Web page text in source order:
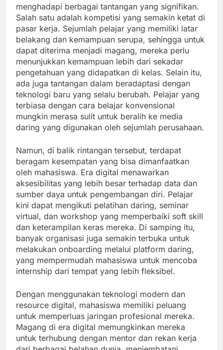
menghadapi berbagai tantangan yang signifikan.
Salah satu adalah kompetisi yang semakin ketat di
pasar kerja. Sejumlah pelajar yang memiliki latar
belakang dan kemampuan serupa, sehingga untuk
dapat diterima menjadi magang, mereka perlu
menunjukkan kemampuan lebih dari sekadar
pengetahuan yang didapatkan di kelas. Selain itu,
ada juga tantangan dalam beradaptasi dengan
teknologi baru yang selalu berubah. Pelajar yang
terbiasa dengan cara belajar konvensional
mungkin merasa sulit untuk beralih ke media
daring yang digunakan oleh sejumlah perusahaan.
Namun, di balik rintangan tersebut, terdapat
beragam kesempatan yang bisa dimanfaatkan
oleh mahasiswa. Era digital menawarkan
aksesibilitas yang lebih besar terhadap data dan
sumber daya untuk pengembangan diri. Pelajar
kini dapat mengikuti pelatihan daring, seminar
virtual, dan workshop yang memperbaiki soft skill
dan keterampilan keras mereka. Di samping itu,
banyak organisasi juga semakin terbuka untuk
melakukan onboarding melalui platform daring,
yang mempermudah mahasiswa untuk mencoba
internship dari tempat yang lebih fleksibel.
Dengan menggunakan teknologi modern dan
resource digital, mahasiswa memiliki peluang
untuk memperluas jaringan profesional mereka.
Magang di era digital memungkinkan mereka
untuk terhubung dengan mentor dan rekan kerja